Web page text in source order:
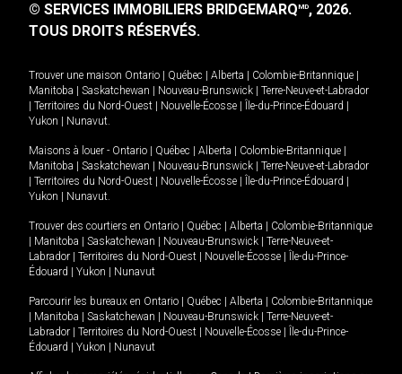
© SERVICES IMMOBILIERS BRIDGEMARQMD, 2026.
TOUS DROITS RÉSERVÉS.
Trouver une maison Ontario Québec Alberta Colombie-Britannique
Manitoba
Saskatchewan Nouveau-Brunswick
Terre-Neuve-et-Labrador
Territoires du Nord-Ouest Nouvelle-Écosse Île-du-Prince-Édouard
Yukon
Nunavut.
Maisons à louer - Ontario Québec Alberta Colombie-Britannique
Manitoba
Saskatchewan Nouveau-Brunswick
Terre-Neuve-et-Labrador
Territoires du Nord-Ouest Nouvelle-Écosse Île-du-Prince-Édouard
Yukon
Nunavut.
Trouver des courtiers en Ontario Québec Alberta
Colombie-Britannique
Manitoba Saskatchewan Nouveau-Brunswick
Terre-Neuve-et-
Labrador
Territoires du Nord-Ouest Nouvelle-Écosse
Île-du-Prince-
Édouard
Yukon Nunavut
Parcourir les bureaux en Ontario Québec Alberta
Colombie-Britannique
Manitoba Saskatchewan Nouveau-Brunswick
Terre-Neuve-et-
Labrador
Territoires du Nord-Ouest Nouvelle-Écosse
Île-du-Prince-
Édouard
Yukon Nunavut